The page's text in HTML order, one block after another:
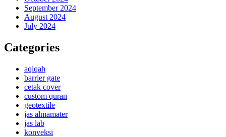
September 2024
August 2024
July 2024
Categories
aqiqah
barrier gate
cetak cover
custom quran
geotextile
jas almamater
jas lab
konveksi